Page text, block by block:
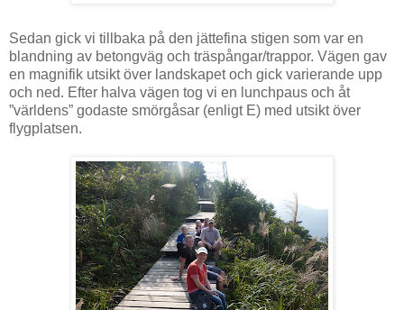
Sedan gick vi tillbaka på den jättefina stigen som var en
blandning av betongväg och träspångar/trappor. Vägen gav
en magnifik utsikt över landskapet och gick varierande upp
och ned. Efter halva vägen tog vi en lunchpaus och åt
”världens” godaste smörgåsar (enligt E) med utsikt över
flygplatsen.